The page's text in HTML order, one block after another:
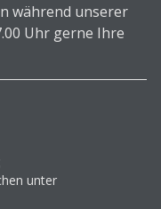
während unserer
Uhr gerne Ihre
unter